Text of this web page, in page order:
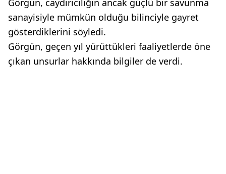
Görgün, caydırıcılığın ancak güçlü bir savunma
sanayisiyle mümkün olduğu bilinciyle gayret
gösterdiklerini söyledi.
Görgün, geçen yıl yürüttükleri faaliyetlerde öne
çıkan unsurlar hakkında bilgiler de verdi.